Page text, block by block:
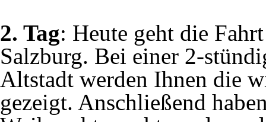
2. Tag: Heute geht die
Salzburg. Bei einer 2-
Altstadt werden Ihnen die
gezeigt. Anschließend